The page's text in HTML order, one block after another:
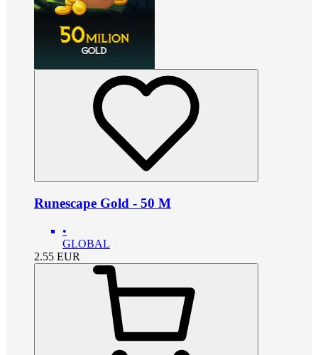
Runescape Gold - 50 M
•
GLOBAL
2.55 EUR